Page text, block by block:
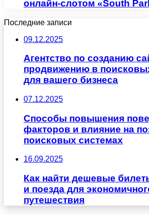
онлайн-слотом «South
Последние записи
09.12.2025
Агентство по созданию
продвижению в
для вашего бизнеса
07.12.2025
Способы повышения
факторов и влияние на
поисковых системах
16.09.2025
Как найти дешевые
и поезда для
путешествия